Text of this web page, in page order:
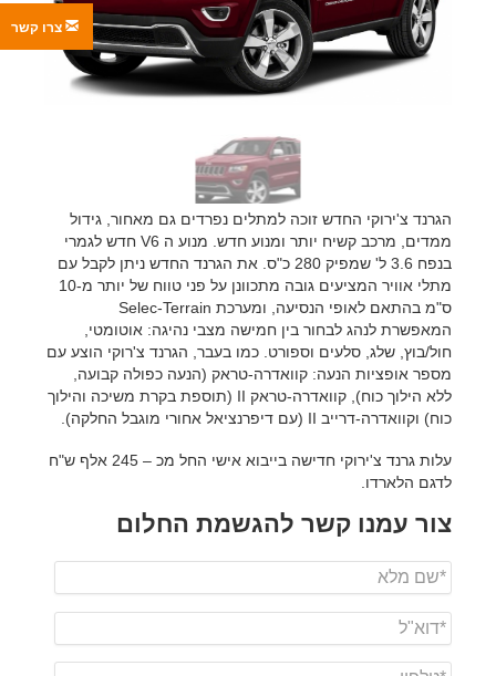
הגרנד צ'ירוקי החדש זוכה למתלים נפרדים גם מאחור, גידול
ממדים, מרכב קשיח יותר ומנוע חדש. מנוע ה V6 חדש לגמרי
בנפח 3.6 ל' שמפיק 280 כ"ס. את הגרנד החדש ניתן לקבל עם
מתלי אוויר המציעים גובה מתכוונן על פני טווח של יותר מ-10
ס"מ בהתאם לאופי הנסיעה, ומערכת Selec-Terrain
המאפשרת לנהג לבחור בין חמישה מצבי נהיגה: אוטומטי,
חול/בוץ, שלג, סלעים וספורט. כמו בעבר, הגרנד צ'רוקי הוצע עם
מספר אופציות הנעה: קוואדרה-טראק (הנעה כפולה קבועה,
ללא הילוך כוח), קוואדרה-טראק II (תוספת בקרת משיכה והילוך
כוח) וקוואדרה-דרייב II (עם דיפרנציאל אחורי מוגבל החלקה).
עלות גרנד צ'ירוקי חדישה בייבוא אישי החל מכ – 245 אלף ש"ח
לדגם הלארדו.
צור עמנו קשר להגשמת החלום
צרו קשר